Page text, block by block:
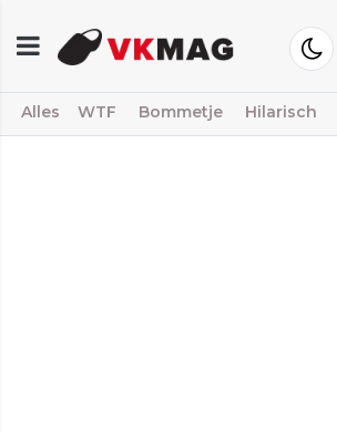
Alles WTF Bommetje Hilarisch